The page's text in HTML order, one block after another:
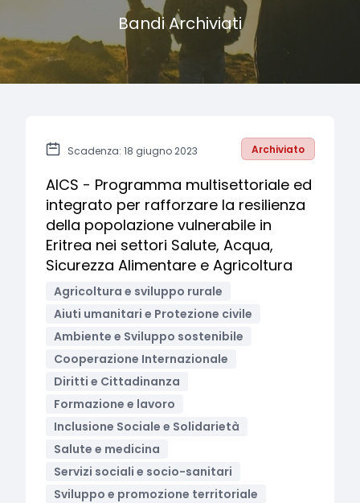
Bandi Archiviati
Scadenza: 18 giugno 2023 Archiviato
AICS - Programma multisettoriale ed
integrato per rafforzare la resilienza
della popolazione vulnerabile in
Eritrea nei settori Salute, Acqua,
Sicurezza Alimentare e Agricoltura
Agricoltura e sviluppo rurale
Aiuti umanitari e Protezione civile
Ambiente e Sviluppo sostenibile
Cooperazione Internazionale
Diritti e Cittadinanza
Formazione e lavoro
Inclusione Sociale e Solidarietà
Salute e medicina
Servizi sociali e socio-sanitari
Sviluppo e promozione territoriale